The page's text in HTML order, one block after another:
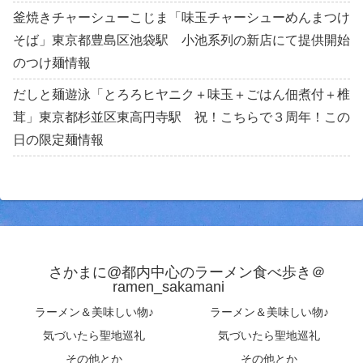
釜焼きチャーシューこじま「味玉チャーシューめんまつけ
そば」東京都豊島区池袋駅 小池系列の新店にて提供開始
のつけ麺情報
だしと麺遊泳「とろろヒヤニク＋味玉＋ごはん佃煮付＋椎
茸」東京都杉並区東高円寺駅 祝！こちらで３周年！この
日の限定麺情報
さかまに@都内中心のラーメン食べ歩き＠
ramen_sakamani
ラーメン＆美味しい物♪
ラーメン＆美味しい物♪
気づいたら聖地巡礼
気づいたら聖地巡礼
その他とか
その他とか